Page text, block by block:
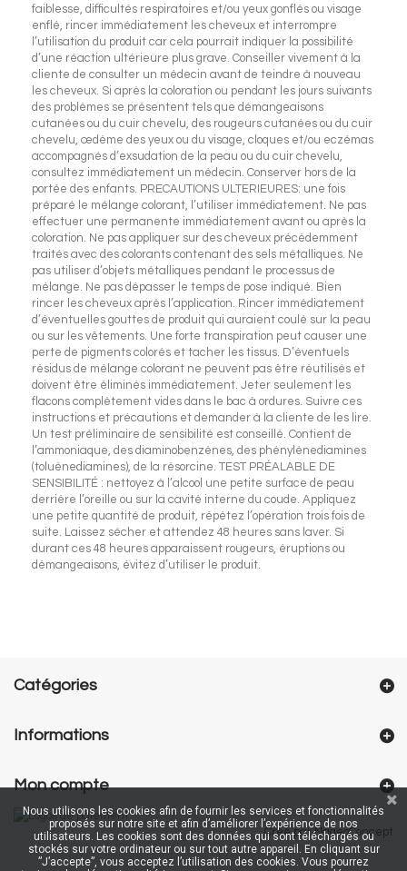
faiblesse, difficultés respiratoires et/ou yeux gonflés ou visage
enflé, rincer immédiatement les cheveux et interrompre
l’utilisation du produit car cela pourrait indiquer la possibilité
d’une réaction ultérieure plus grave. Conseiller vivement à la
cliente de consulter un médecin avant de teindre à nouveau
les cheveux. Si après la coloration ou pendant les jours suivants
des problèmes se présentent tels que démangeaisons
cutanées ou du cuir chevelu, des rougeurs cutanées ou du cuir
chevelu, œdème des yeux ou du visage, cloques et/ou eczémas
accompagnés d’exsudation de la peau ou du cuir chevelu,
consultez immédiatement un médecin. Conserver hors de la
portée des enfants. PRECAUTIONS ULTERIEURES: une fois
préparé le mélange colorant, l’utiliser immédiatement. Ne pas
effectuer une permanente immédiatement avant ou après la
coloration. Ne pas appliquer sur des cheveux précédemment
traités avec des colorants contenant des sels métalliques. Ne
pas utiliser d’objets métalliques pendant le processus de
mélange. Ne pas dépasser le temps de pose indiqué. Bien
rincer les cheveux après l’application. Rincer immédiatement
d’éventuelles gouttes de produit qui auraient coulé sur la peau
ou sur les vêtements. Une forte transpiration peut causer une
perte de pigments colorés et tacher les tissus. D’éventuels
résidus de mélange colorant ne peuvent pas être réutilisés et
doivent être éliminés immédiatement. Jeter seulement les
flacons complètement vides dans le bac à ordures. Suivre ces
instructions et précautions et demander à la cliente de les lire.
Un test préliminaire de sensibilité est conseillé. Contient de
l’ammoniaque, des diaminobenzènes, des phénylènediamines
(toluènediamines), de la résorcine. TEST PRÉALABLE DE
SENSIBILITÉ : nettoyez à l’alcool une petite surface de peau
derrière l’oreille ou sur la cavité interne du coude. Appliquez
une petite quantité de produit, répétez l’opération trois fois de
suite. Laissez sécher et attendez 48 heures sans laver. Si
durant ces 48 heures apparaissent rougeurs, éruptions ou
démangeaisons, évitez d’utiliser le produit.
Catégories
Informations
Mon compte
Créé par NageoConcept
Nous utilisons les cookies afin de fournir les services et fonctionnalités
proposés sur notre site et afin d’améliorer l’expérience de nos
utilisateurs. Les cookies sont des données qui sont téléchargés ou
stockés sur votre ordinateur ou sur tout autre appareil. En cliquant sur
”J’accepte”, vous acceptez l’utilisation des cookies. Vous pourrez